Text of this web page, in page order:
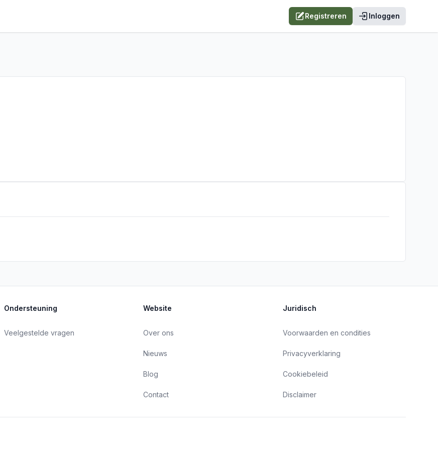
Registreren Inloggen
Ondersteuning
Veelgestelde vragen
Website
Over ons
Nieuws
Blog
Contact
Juridisch
Voorwaarden en condities
Privacyverklaring
Cookiebeleid
Disclaimer